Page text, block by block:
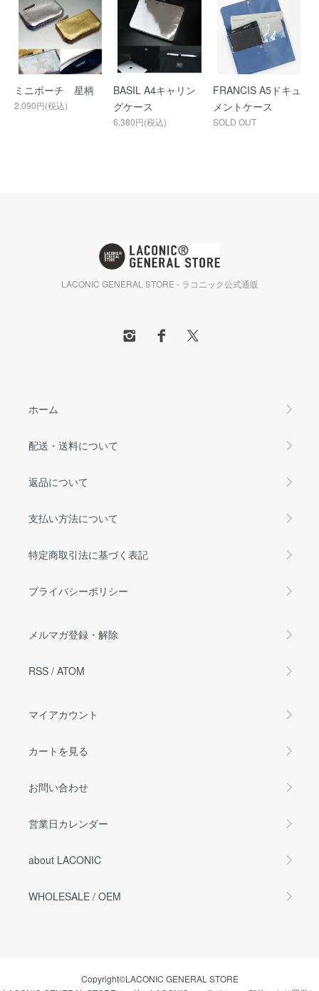
ミニポーチ 星柄
2,090円(税込)
BASIL A4キャリン
グケース
6,380円(税込)
FRANCIS A5ドキュ
メントケース
SOLD OUT
LACONIC GENERAL STORE - ラコニック公式通販
ホーム
配送・送料について
返品について
支払い方法について
特定商取引法に基づく表記
プライバシーポリシー
メルマガ登録・解除
RSS / ATOM
マイアカウント
カートを見る
お問い合わせ
営業日カレンダー
about LACONIC
WHOLESALE / OEM
Copyright©LACONIC GENERAL STORE